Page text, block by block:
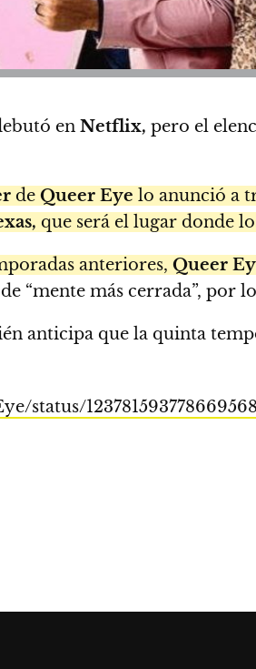
en Netflix, pero el
de Queer Eye lo anunció a
que será el lugar donde
anteriores, Queer
“mente más cerrada”, por
anticipa que la quinta
status/